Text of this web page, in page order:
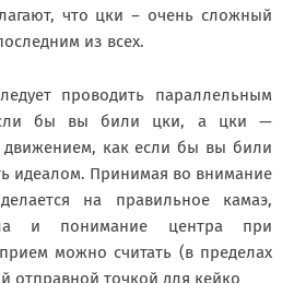
что цки – очень сложный
из всех.
проводить параллельным
бы вы били цки, а цки —
как если бы вы били
идеалом. Принимая во внимание
на правильное камаэ,
и понимание центра при
можно считать (в пределах
отправной точкой для кейко